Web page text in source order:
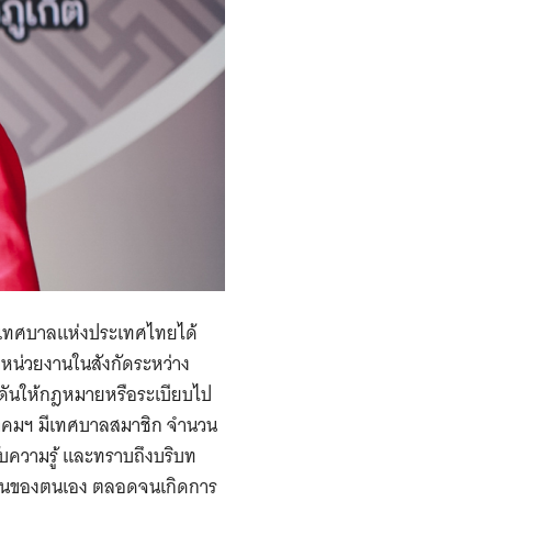
ศบาลแห่งประเทศไทยได้
วยงานในสังกัดระหว่าง
ให้กฎหมายหรือระเบียบไป
มฯ มีเทศบาลสมาชิก จำนวน
ความรู้ และทราบถึงบริบท
ของตนเอง ตลอดจนเกิดการ